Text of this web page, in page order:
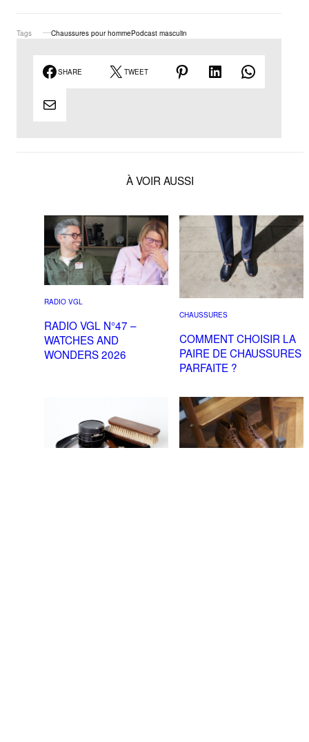
Tags Chaussures pour hommePodcast masculin
SHARE TWEET
À VOIR AUSSI
RADIO VGL
RADIO VGL N°47 –
WATCHES AND
WONDERS 2026
CHAUSSURES
COMMENT CHOISIR LA
PAIRE DE CHAUSSURES
PARFAITE ?